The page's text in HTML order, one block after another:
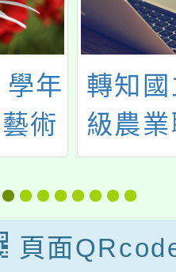
年
術
定
章
轉知
級農
112學
中等
生專
頁面